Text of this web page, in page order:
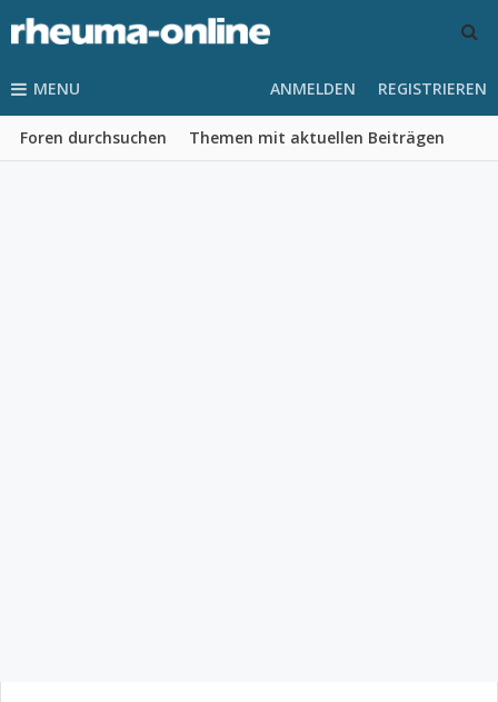
MENU
Foren durchsuchen Themen mit aktuellen Beiträgen
ANMELDEN REGISTRIEREN